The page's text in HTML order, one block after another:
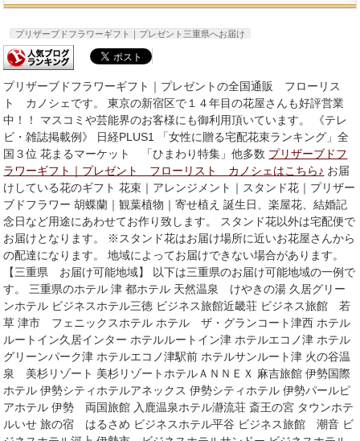
プリザーブドフラワーギフト｜プレゼント三重県へお届け
プリザーブドフラワーギフト｜プレゼントの全国通販 フローリス
ト カノシェです。 東京の新宿区で１４年目の花屋さんも好評営業
中！！ マスコミや芸能界のお客様にも御利用頂いています。 《テレ
ビ・雑誌掲載例》 日経PLUS1 「女性に贈る宅配花束ランキング」全
国３位 花まるマーケット 「ひまわり特集」他多数 プリザーブドフ
ラワーギフト｜プレゼント フローリスト カノシェはこちら♪ お届
けしている花のギフト 花束｜アレンジメント｜スタンド花｜プリザー
ブドフラワー 胡蝶蘭｜観葉植物｜寄せ植え 誕生日、楽屋花、結婚記
念日など用途にあわせてお作り致します。 スタンド花以外は宅配便で
お届けとなります。 ※スタンド花はお届け場所に近いお花屋さんから
の配達になります。 地域によってお届けできない場合があります。
【三重県 お届け可能地域】 以下は三重県のお届け可能地域の一例で
す。 三重県のホテル 津 都ホテル 天然温泉 けやきの湯 久居グリー
ンホテル ビジネスホテル三徳 ビジネス旅館近畿荘 ビジネス旅館 若
草 津市 フェニックスホテル ホテル ザ・グランコート津西 ホテル
ルートイン久居インター ホテルルートイン津 ホテルエコノ津 ホテル
グリーンパーク津 ホテルエコノ津駅前 ホテルサンルート津 火の谷温
泉 美杉リゾート 美杉リゾートホテルＡＮＮＥＸ 麻吉旅館 伊勢国際
ホテル 伊勢シティホテルアネックス 伊勢シティホテル 伊勢パールピ
アホテル 伊勢 両国旅館 入鹿温泉ホテル瀞流荘 斎王の宮 タウンホテ
ルいせ 旅の宿 はるさめ ビジネスホテル平谷 ビジネス旅館 潮音 ビ